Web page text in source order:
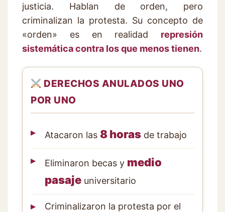
justicia. Hablan de orden, pero
criminalizan la protesta. Su concepto de
«orden» es en realidad represión
sistemática contra los que menos tienen.
DERECHOS ANULADOS UNO
POR UNO
Atacaron las 8 horas de trabajo
Eliminaron becas y medio
pasaje universitario
Criminalizaron la protesta por el